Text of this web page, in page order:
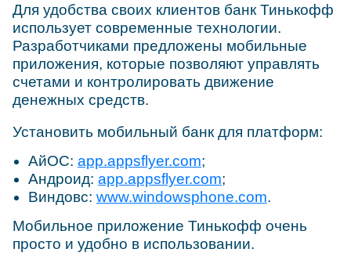
Для удобства своих клиентов банк Тинькофф
использует современные технологии.
Разработчиками предложены мобильные
приложения, которые позволяют управлять
счетами и контролировать движение
денежных средств.
Установить мобильный банк для платформ:
АйОС: app.appsflyer.com;
Андроид: app.appsflyer.com;
Виндовс: www.windowsphone.com.
Мобильное приложение Тинькофф очень
просто и удобно в использовании.